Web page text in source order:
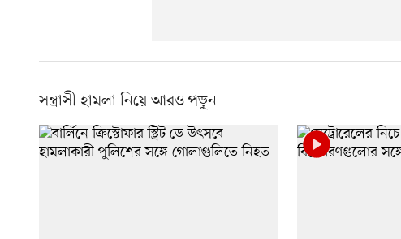
সন্ত্রাসী হামলা নিয়ে আরও পড়ুন